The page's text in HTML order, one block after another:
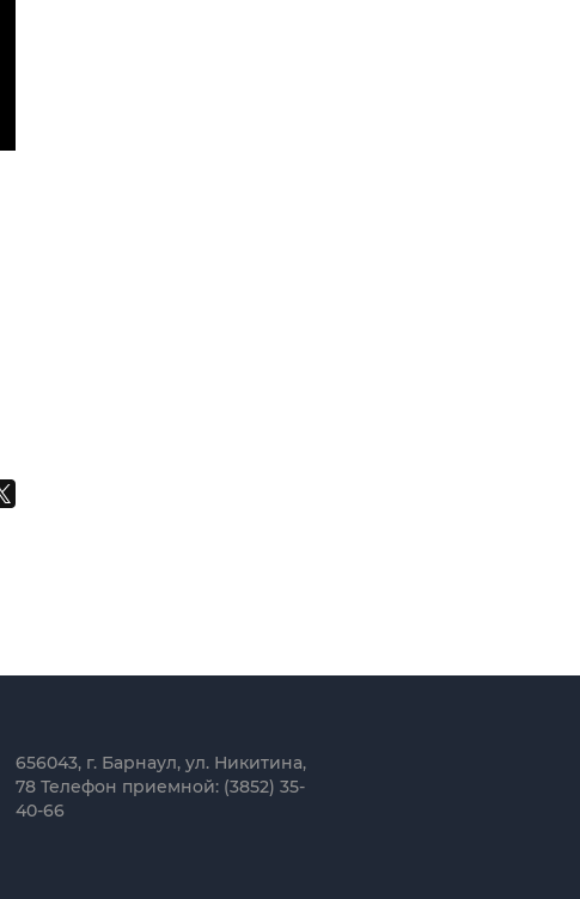
656043, г. Барнаул, ул. Никитина,
78 Телефон приемной: (3852) 35-
40-66